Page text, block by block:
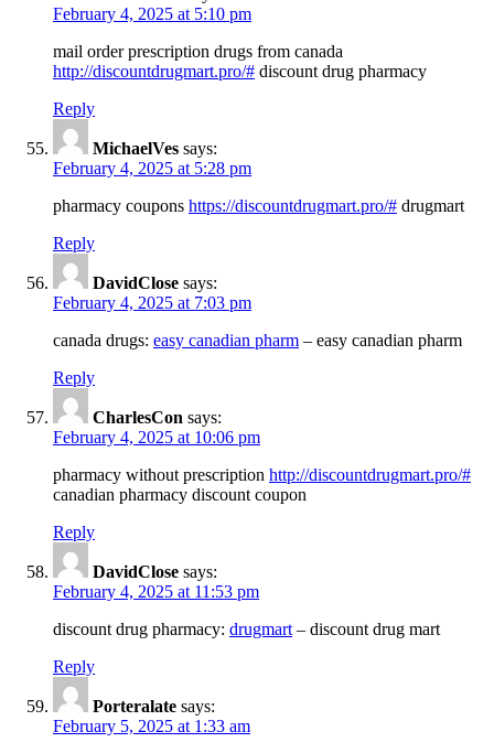
February 4, 2025 at 5:10 pm
mail order prescription drugs from canada
http://discountdrugmart.pro/# discount drug pharmacy
Reply
MichaelVes says:
February 4, 2025 at 5:28 pm
pharmacy coupons https://discountdrugmart.pro/# drugmart
Reply
DavidClose says:
February 4, 2025 at 7:03 pm
canada drugs: easy canadian pharm – easy canadian pharm
Reply
CharlesCon says:
February 4, 2025 at 10:06 pm
pharmacy without prescription http://discountdrugmart.pro/#
canadian pharmacy discount coupon
Reply
DavidClose says:
February 4, 2025 at 11:53 pm
discount drug pharmacy: drugmart– discount drug mart
Reply
Porteralate says:
February 5, 2025 at 1:33 am